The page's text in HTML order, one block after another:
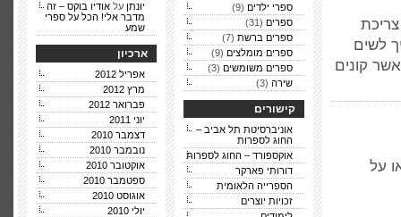
לשים
קונים
על
ספרי ילדים (9)
ספרים (31)
ספרים ברשת (7)
ספרים מומלצים (9)
ספרים משומשים (3)
שירה (3)
קישורים
אוניברסיטת תל אביב –
החוג לספרות
אוקספורד – החוג לספרות
דורותי פארקר
הספרייה הלאומית
זכויות יוצרים
יונתן על אודיו בוקס – זה
מדבר אלי! הכל על ספרי
שמע
ארכיון
אפריל 2012
מרץ 2012
פברואר 2012
יוני 2011
דצמבר 2010
נובמבר 2010
אוקטובר 2010
ספטמבר 2010
אוגוסט 2010
יולי 2010